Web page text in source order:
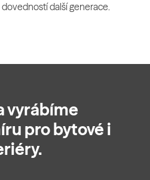
další generace.
vyrábíme
pro bytové i